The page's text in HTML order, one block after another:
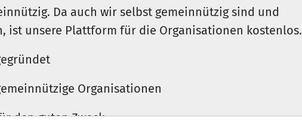
Da auch wir selbst gemeinnützig sind und
unsere Plattform für die Organisationen kostenlos.
Organisationen